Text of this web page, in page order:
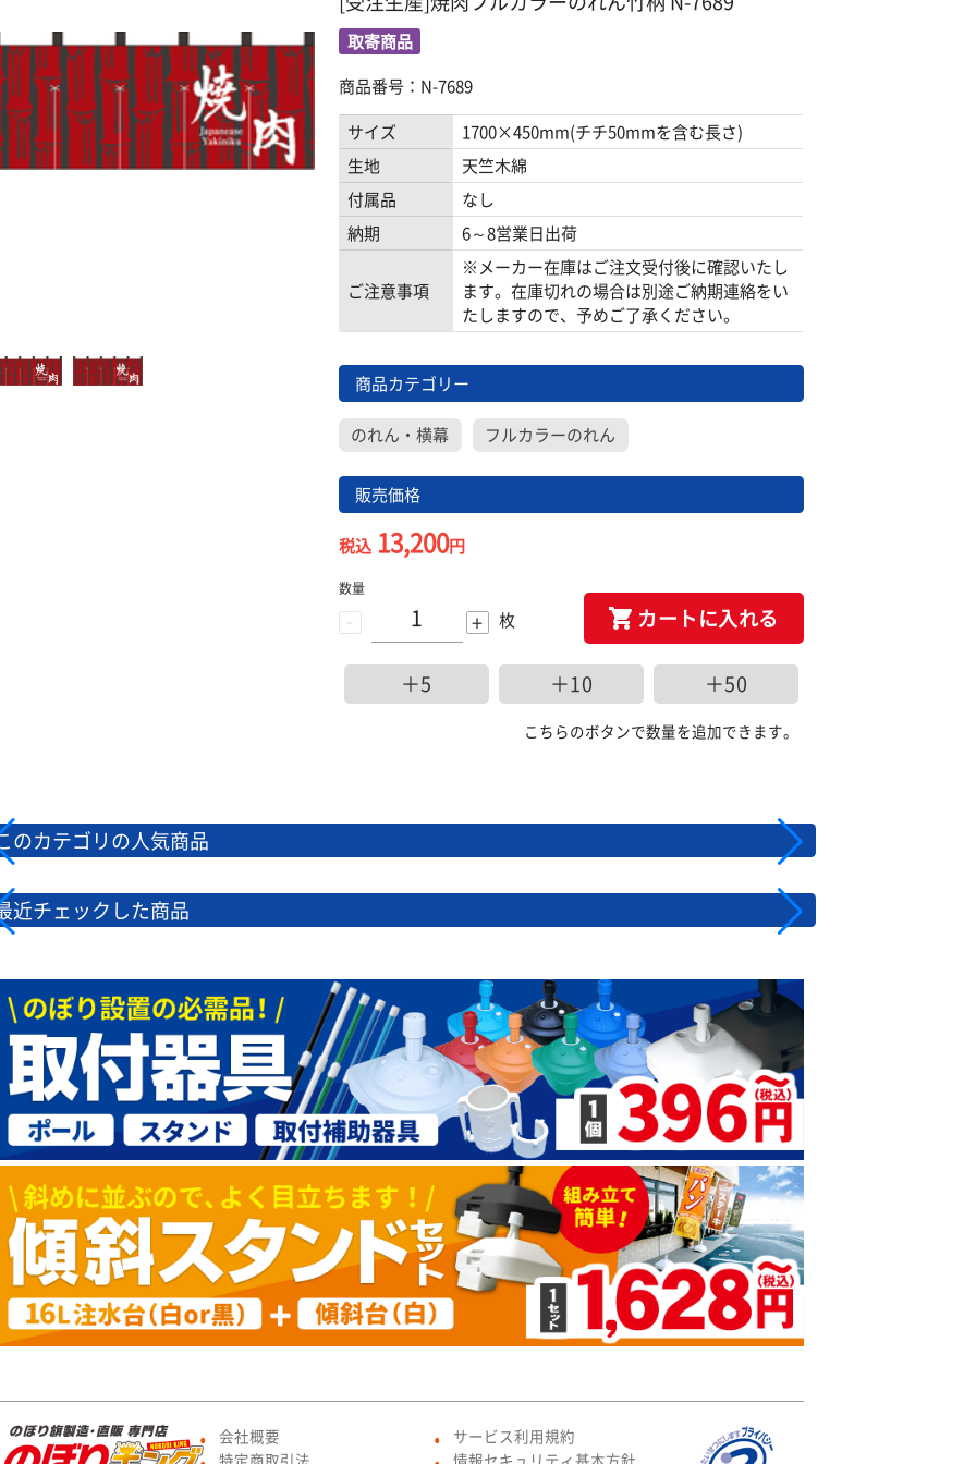
取寄商品
商品番号：N-7689
サイズ
1700×450mm(チチ50mmを含む長さ)
生地
天竺木綿
付属品
なし
納期
6～8営業日出荷
ご注意事項
※メーカー在庫はご注文受付後に確認いたし
ます。在庫切れの場合は別途ご納期連絡をい
たしますので、予めご了承ください。
商品カテゴリー
のれん・横幕 フルカラーのれん
販売価格
税込 13,200円
-
数量
+ 枚 カートに入れる
＋5 ＋10 ＋50
こちらのボタンで数量を追加できます。
のカテゴリの人気商品
近チェックした商品
● 会社概要
特定商取引法
● サービス利用規約
情報セキュリティ基本方針